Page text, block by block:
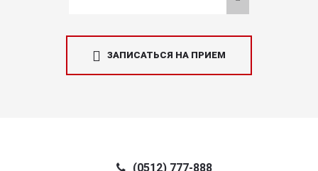
ЗАПИСАТЬСЯ НА ПРИЕМ
(0512) 777-888